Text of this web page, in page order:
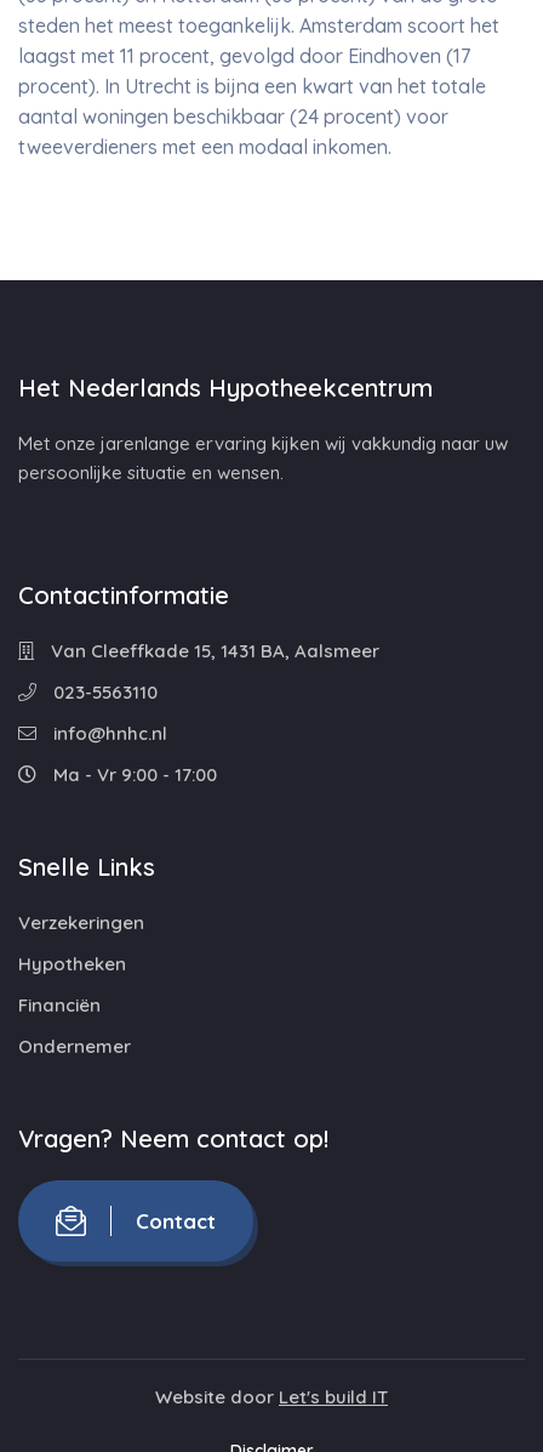
steden het meest toegankelijk. Amsterdam scoort het
laagst met 11 procent, gevolgd door Eindhoven (17
procent). In Utrecht is bijna een kwart van het totale
aantal woningen beschikbaar (24 procent) voor
tweeverdieners met een modaal inkomen.
Het Nederlands Hypotheekcentrum
Met onze jarenlange ervaring kijken wij vakkundig naar uw
persoonlijke situatie en wensen.
Contactinformatie
Van Cleeffkade 15, 1431 BA, Aalsmeer
023-5563110
info@hnhc.nl
Ma - Vr 9:00 - 17:00
Snelle Links
Verzekeringen
Hypotheken
Financiën
Ondernemer
Vragen? Neem contact op!
Contact
Website door Let's build IT